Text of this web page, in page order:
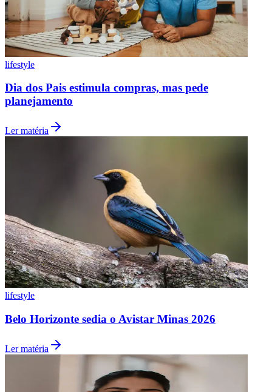
lifestyle
Dia dos Pais estimula compras, mas pede
planejamento
Ler matéria
lifestyle
Belo Horizonte sedia o Avistar Minas 2026
Ler matéria